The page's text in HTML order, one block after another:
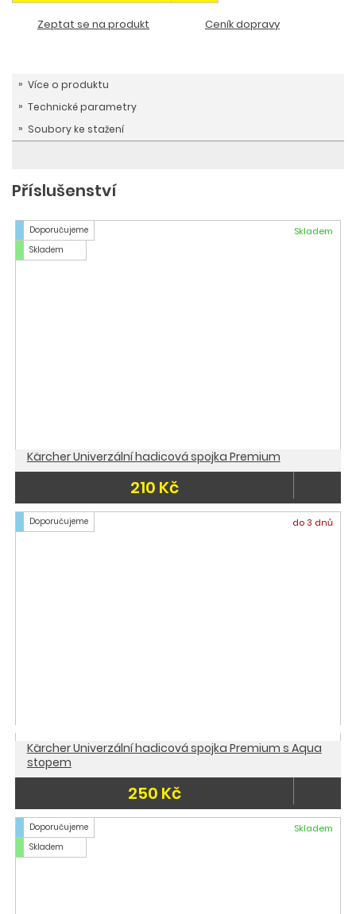
Zeptat se na produkt Ceník dopravy
Více o produktu
Technické parametry
Soubory ke stažení
Příslušenství
Doporučujeme
Skladem
Skladem
Kärcher Univerzální hadicová spojka Premium
210 Kč
Doporučujeme do 3 dnů
Kärcher Univerzální hadicová spojka Premium s Aqua
stopem
250 Kč
Doporučujeme
Skladem
Skladem